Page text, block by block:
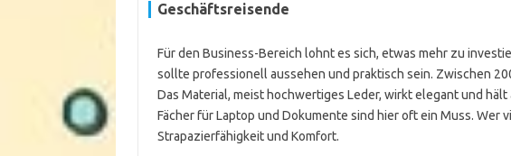
Geschäftsreisende
Für den Business-Bereich lohnt es sich, etwas mehr zu
sollte professionell aussehen und praktisch sein. Zwischen
Das Material, meist hochwertiges Leder, wirkt elegant und
Fächer für Laptop und Dokumente sind hier oft ein Muss. Wer
Strapazierfähigkeit und Komfort.